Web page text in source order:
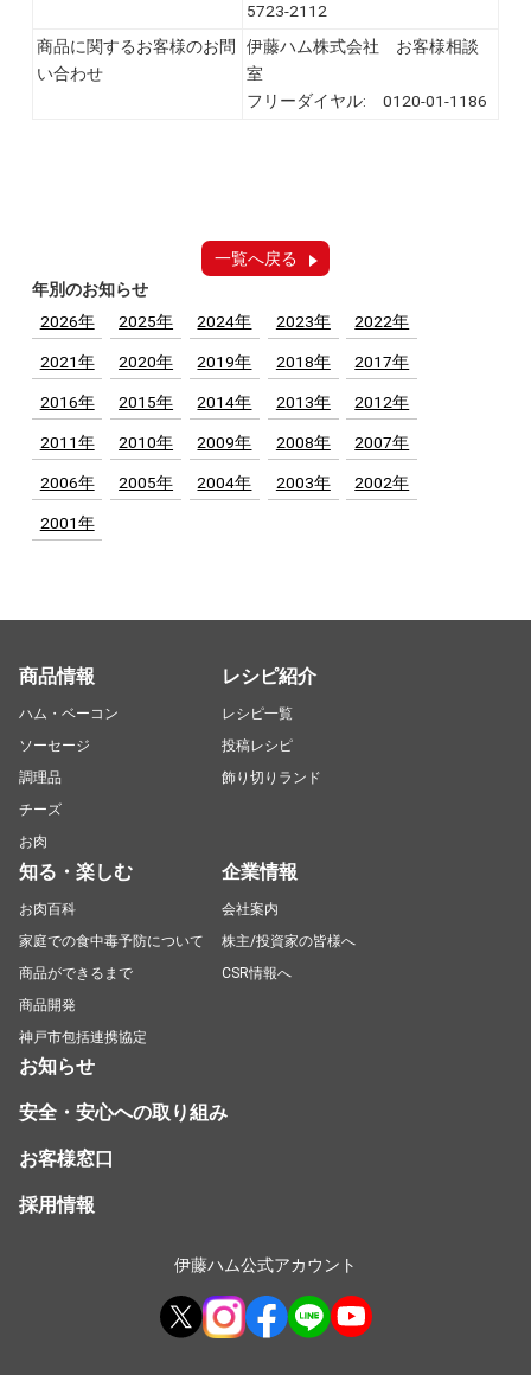
5723-2112
商品に関するお客様のお問
い合わせ
伊藤ハム株式会社 お客様相談
室
フリーダイヤル: 0120-01-1186
一覧へ戻る
年別のお知らせ
2026年
2025年 2024年 2023年 2022年
2021年 2020年 2019年 2018年 2017年
2016年 2015年 2014年 2013年 2012年
2011年 2010年 2009年 2008年 2007年
2006年 2005年 2004年 2003年 2002年
2001年
商品情報
ハム・ベーコン
ソーセージ
調理品
チーズ
お肉
レシピ紹介
レシピ一覧
投稿レシピ
飾り切りランド
知る・楽しむ
お肉百科
家庭での食中毒予防について
商品ができるまで
商品開発
神戸市包括連携協定
企業情報
会社案内
株主/投資家の皆様へ
CSR情報へ
お知らせ
安全・安心への取り組み
お客様窓口
採用情報
伊藤ハム公式アカウント